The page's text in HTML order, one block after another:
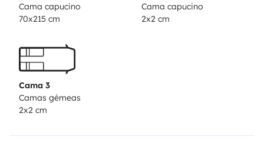
Cama capucino
70x215 cm
Cama capucino
2x2 cm
Cama 3
Camas gémeas
2x2 cm